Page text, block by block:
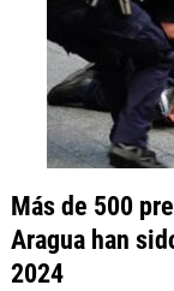
Más de 500
Aragua han
2024